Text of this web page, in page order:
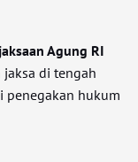
Agung RI
di tengah
penegakan hukum